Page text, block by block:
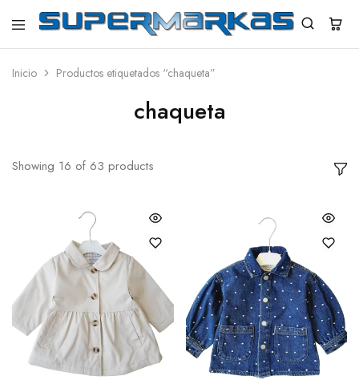
SuperMarkas
Ropa
con
Inicio Productos etiquetados “chaqueta”
chaqueta
Showing 16 of 63 products